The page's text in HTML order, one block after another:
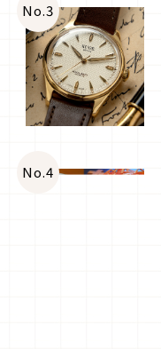
No.3
No.4